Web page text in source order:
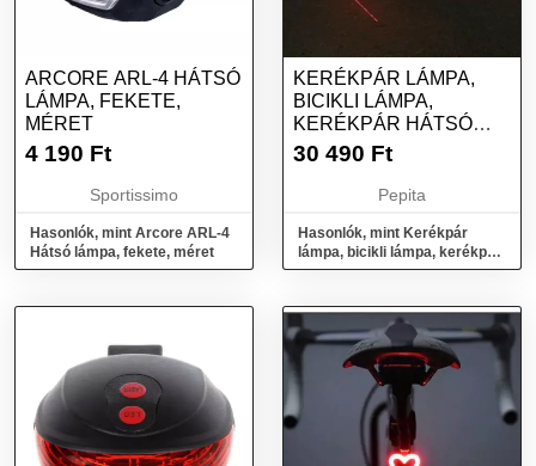
ARCORE ARL-4 HÁTSÓ
LÁMPA, FEKETE,
MÉRET
4 190 Ft
Sportissimo
Hasonlók, mint Arcore ARL-4
Hátsó lámpa, fekete, méret
KERÉKPÁR LÁMPA,
BICIKLI LÁMPA,
KERÉKPÁR HÁTSÓ
LÁMPA INDEXES
30 490 Ft
Pepita
Hasonlók, mint Kerékpár
lámpa, bicikli lámpa, kerékpár
hátsó lámpa indexes